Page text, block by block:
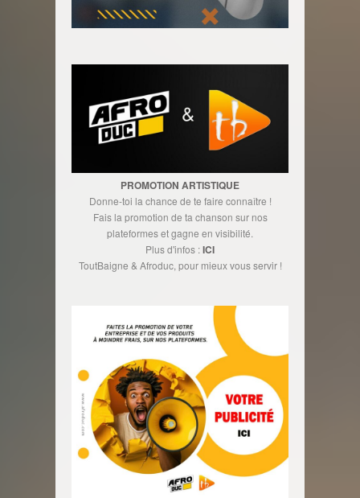
PROMOTION ARTISTIQUE
Donne-toi la chance de te faire connaître !
Fais la promotion de ta chanson sur nos
plateformes et gagne en visibilité.
Plus d'infos :ICI
ToutBaigne & Afroduc, pour mieux vous servir !